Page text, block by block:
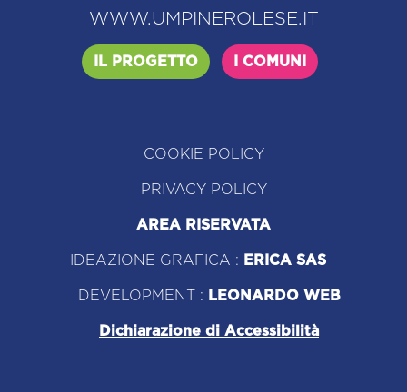
WWW.UMPINEROLESE.IT
IL PROGETTO I COMUNI
COOKIE POLICY
PRIVACY POLICY
AREA RISERVATA
IDEAZIONE GRAFICA : ERICA SAS
DEVELOPMENT : LEONARDO WEB
Dichiarazione di Accessibilità